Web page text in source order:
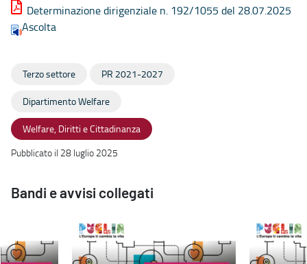
Determinazione dirigenziale n. 192/1055 del 28.07.2025
Ascolta
Terzo settore PR 2021-2027
Dipartimento Welfare
Welfare, Diritti e Cittadinanza
Pubblicato il 28 luglio 2025
Bandi e avvisi collegati